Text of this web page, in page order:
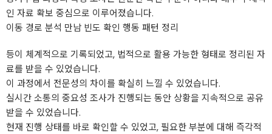
인 자료 확보 중심으로 이루어졌습니다.
이동 경로 분석 만남 빈도 확인 행동 패턴 정리
등이 체계적으로 기록되었고, 법적으로 활용 가능한 형태로 정리된 자
료를 받을 수 있었습니다.
이 과정에서 전문성의 차이를 확실히 느낄 수 있었습니다.
실시간 소통의 중요성 조사가 진행되는 동안 상황을 지속적으로 공유
받을 수 있었습니다.
현재 진행 상태를 바로 확인할 수 있었고, 필요한 부분에 대해 즉각적